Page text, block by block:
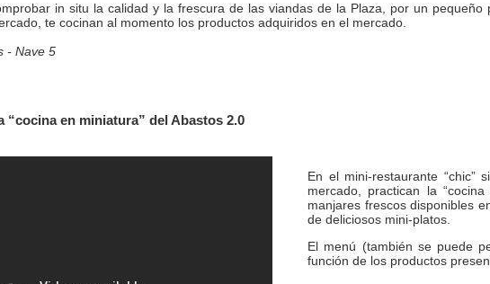
in situ la calidad y la frescura de las viandas de la Plaza, por un
te cocinan al momento los productos adquiridos en el mercado.
- Nave 5
“cocina en miniatura” del Abastos 2.0
En el mini-restaurante “chic”
mercado, practican la
manjares frescos disponibles
de deliciosos mini-platos.
El menú (también se puede
función de los productos